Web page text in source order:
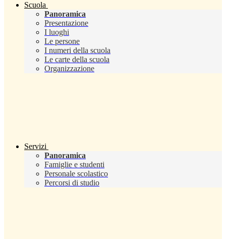
Scuola
Panoramica
Presentazione
I luoghi
Le persone
I numeri della scuola
Le carte della scuola
Organizzazione
Servizi
Panoramica
Famiglie e studenti
Personale scolastico
Percorsi di studio